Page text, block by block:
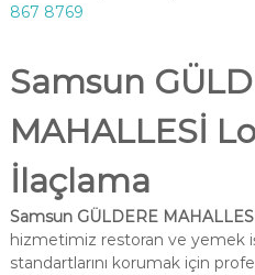
867 8769
Samsun
MAHALLESİ
İlaçlama
Samsun GÜLDERE
hizmetimiz restoran ve yemek
standartlarını korumak için